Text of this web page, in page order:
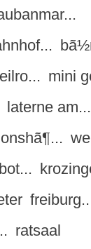
mini
laterne am...
ratsaal